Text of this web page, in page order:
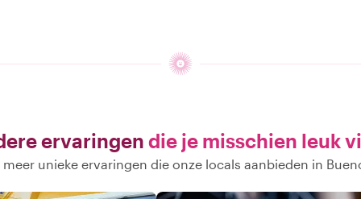
ervaringen die je misschien leuk
unieke ervaringen die onze locals aanbieden in